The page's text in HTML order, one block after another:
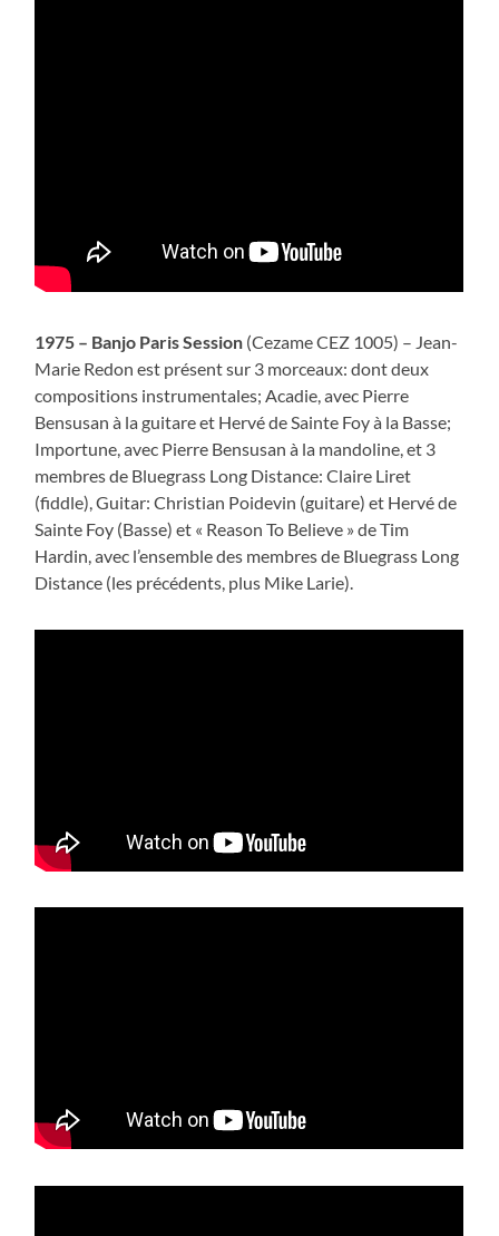
1975 – Banjo Paris Session (Cezame CEZ 1005) – Jean-
Marie Redon est présent sur 3 morceaux: dont deux
compositions instrumentales; Acadie, avec Pierre
Bensusan à la guitare et Hervé de Sainte Foy à la Basse;
Importune, avec Pierre Bensusan à la mandoline, et 3
membres de Bluegrass Long Distance: Claire Liret
(fiddle), Guitar: Christian Poidevin (guitare) et Hervé de
Sainte Foy (Basse) et « Reason To Believe » de Tim
Hardin, avec l’ensemble des membres de Bluegrass Long
Distance (les précédents, plus Mike Larie).